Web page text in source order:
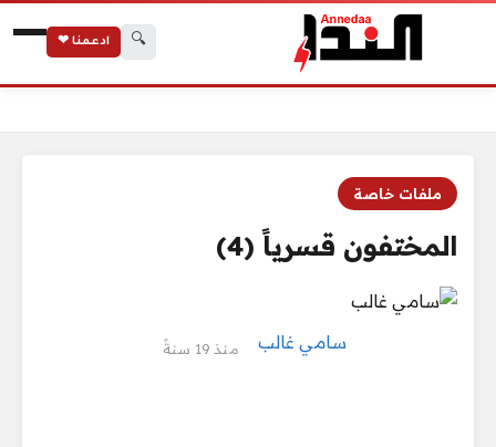
🔍 ادعمنا ❤
ملفات خاصة
المختفون قسرياً (4)
سامي غالب منذ 19 سنةً